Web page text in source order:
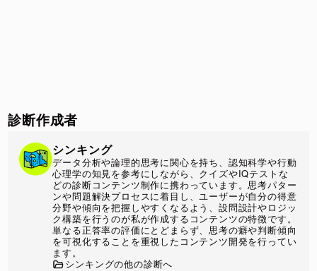
診断作成者
シンキング
データ分析や論理的思考に関心を持ち、認知科学や行動
心理学の知見を参考にしながら、クイズやIQテストな
どの診断コンテンツ制作に携わっています。思考パター
ンや問題解決プロセスに着目し、ユーザーが自分の得意
分野や傾向を把握しやすくなるよう、設問設計やロジッ
ク構築を行うのが私が作成するコンテンツの特徴です。
単なる正答率の評価にとどまらず、思考の癖や判断傾向
を可視化することを重視したコンテンツ開発を行ってい
ます。
シンキングの他の診断へ